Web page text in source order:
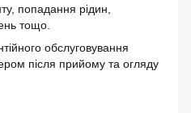
попадання рідин,
тощо.
обслуговування
після прийому та огляду